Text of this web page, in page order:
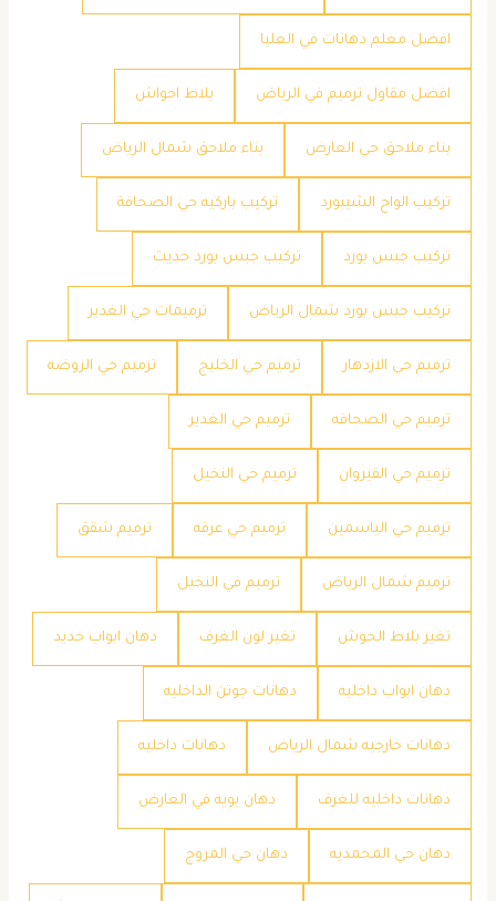
افضل معلم دهانات في العليا
افضل مقاول ترميم في الرياض بلاط احواش
بناء ملاحق حي العارض بناء ملاحق شمال الرياض
تركيب الواح الشيبورد تركيب باركيه حي الصحافة
تركيب جبس بورد تركيب جبس بورد حديث
تركيب جبس بورد شمال الرياض ترميمات حي الغدير
ترميم حي الازدهار ترميم حي الخليج ترميم حي الروضه
ترميم حي الصحافه ترميم حي الغدير
ترميم حي القيروان ترميم حي النخيل
ترميم حي الياسمين ترميم حي عرقه ترميم شقق
ترميم شمال الرياض ترميم في النخيل
تغير بلاط الحوش تغير لون الغرف دهان ابواب حديد
دهان ابواب داخليه دهانات جوتن الداخليه
دهانات خارجيه شمال الرياض دهانات داخليه
دهانات داخليه للغرف دهان بويه في العارض
دهان حي المحمديه دهان حي المروج